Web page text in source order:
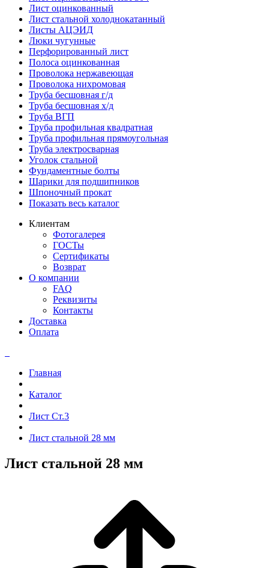
Лист оцинкованный
Лист стальной холоднокатанный
Листы АЦЭИД
Люки чугунные
Перфорированный лист
Полоса оцинкованная
Проволока нержавеющая
Проволока нихромовая
Труба бесшовная г/д
Труба бесшовная х/д
Труба ВГП
Труба профильная квадратная
Труба профильная прямоугольная
Труба электросварная
Уголок стальной
Фундаментные болты
Шарики для подшипников
Шпоночный прокат
Показать весь каталог
Клиентам
Фотогалерея
ГОСТы
Сертификаты
Возврат
О компании
FAQ
Реквизиты
Контакты
Доставка
Оплата
Главная
Каталог
Лист Ст.3
Лист стальной 28 мм
Лист стальной 28 мм